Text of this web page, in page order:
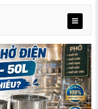
đôi (2 nồi)